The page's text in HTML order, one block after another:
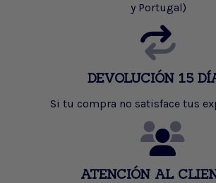
y Portugal)
DEVOLUCIÓN 15
Si tu compra no satisface tus
ATENCIÓN AL